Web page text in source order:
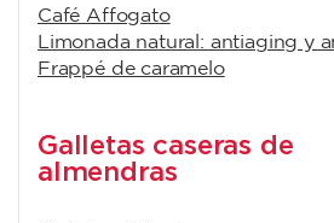
Café Affogato
Limonada natural: antiaging y
Frappé de caramelo
Galletas caseras de
almendras